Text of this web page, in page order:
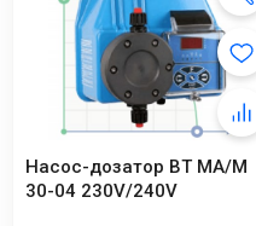
Насос-дозатор BT MA/M
30-04 230V/240V